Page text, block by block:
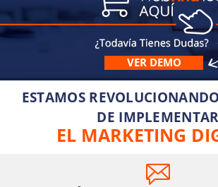
VER DEMO
ESTAMOS
DE IMPLEMENTAR
EL MARKETING